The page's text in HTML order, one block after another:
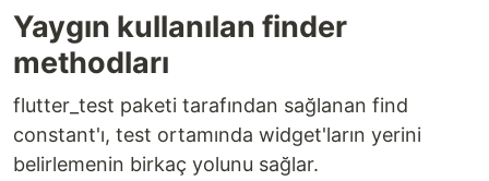
Yaygın kullanılan finder
methodları
flutter_test paketi tarafından sağlanan find
constant'ı, test ortamında widget'ların yerini
belirlemenin birkaç yolunu sağlar.